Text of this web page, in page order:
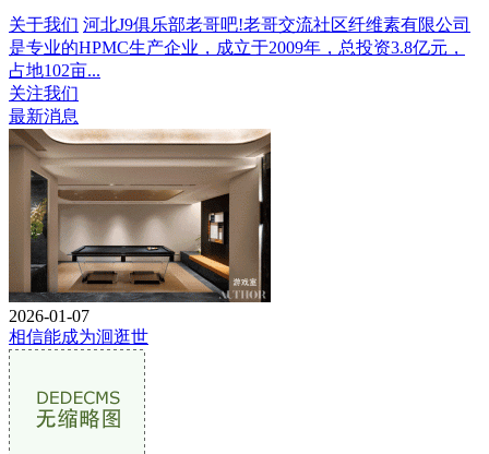
关于我们 河北J9俱乐部老哥吧!老哥交流社区纤维素有限公司
是专业的HPMC生产企业，成立于2009年，总投资3.8亿元，
占地102亩...
关注我们
最新消息
2026-01-07
相信能成为洄逛世